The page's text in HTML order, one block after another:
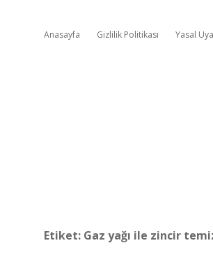
Anasayfa Gizlilik Politikası Yasal
Etiket: Gaz yağı ile zincir